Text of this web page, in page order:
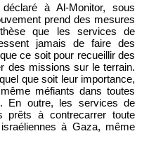
à Al-Monitor, sous
prend des mesures
que les services de
jamais de faire des
ce soit pour recueillir des
des missions sur le terrain.
que soit leur importance,
méfiants dans toutes
En outre, les services de
prêts à contrecarrer toute
à Gaza, même